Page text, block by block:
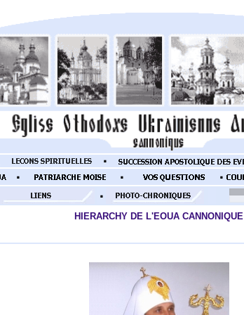
HIERARCHY DE L'EOUA CANNONIQUE